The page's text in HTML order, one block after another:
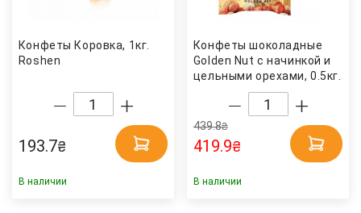
Конфеты Коровка, 1кг.
Roshen
193.7₴
В наличии
Конфеты шоколадные
Golden Nut с начинкой и
цельными орехами, 0.5кг.
Millennium
439.8₴
419.9₴
В наличии